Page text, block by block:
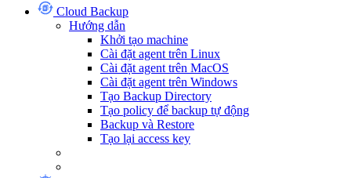
Cloud Backup
Hướng dẫn
Khởi tạo machine
Cài đặt agent trên Linux
Cài đặt agent trên MacOS
Cài đặt agent trên Windows
Tạo Backup Directory
Tạo policy để backup tự động
Backup và Restore
Tạo lại access key